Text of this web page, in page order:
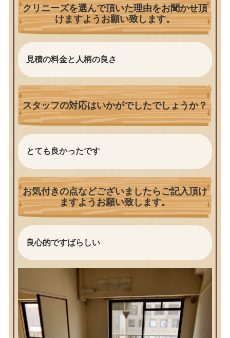
クリニーズを選んで頂いた理由をお聞かせ頂
けますようお願い致します。
見積の料金と人柄の良さ
スタッフの対応はいかがでしたでしょうか？
とても良かったです
お気付きの点などございましたらご記入頂け
ますようお願い致します。
良心的ですばらしい